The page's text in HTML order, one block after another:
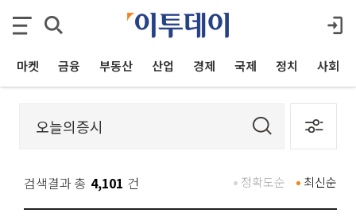
마켓 금융 부동산 산업 경제 국제 정치 사회
검색결과 총 4,101 건 최신순
정확도순